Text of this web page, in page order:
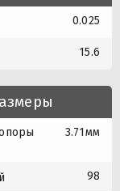
0.025
15.6
3.71мм
98